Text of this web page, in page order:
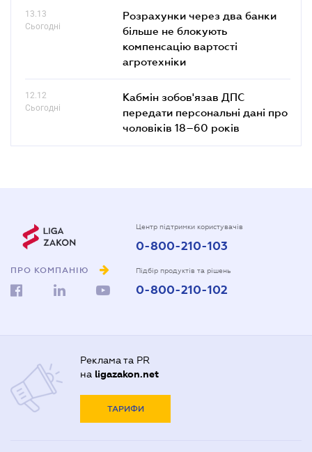
13.13
Сьогодні
Розрахунки через два банки
більше не блокують
компенсацію вартості
агротехніки
12.12
Сьогодні
Кабмін зобов'язав ДПС
передати персональні дані про
чоловіків 18–60 років
ПРО КОМПАНІЮ
Центр підтримки користувачів
0-800-210-103
Підбір продуктів та рішень
0-800-210-102
Реклама та PR
на ligazakon.net
ТАРИФИ